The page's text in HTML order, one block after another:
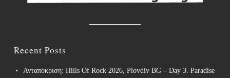
Recent Posts
Ανταπόκριση: Hills Of Rock 2026, Plovdiv BG – Day 3. Paradise